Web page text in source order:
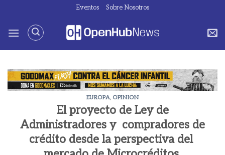
contenido
Eventos Sobre Nosotros
EUROPA, OPINION
El proyecto de Ley de
Administradores y compradores de
crédito desde la perspectiva del